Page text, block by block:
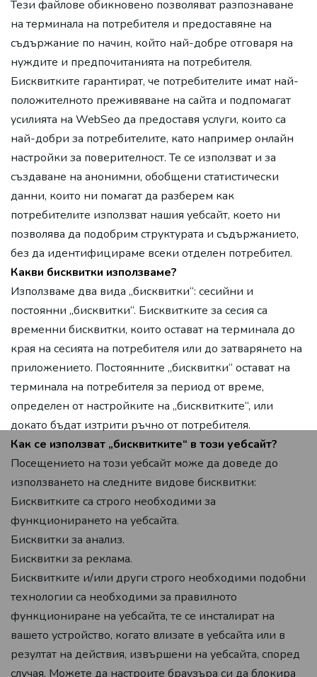
Тези файлове обикновено позволяват разпознаване
на терминала на потребителя и предоставяне на
съдържание по начин, който най-добре отговаря на
нуждите и предпочитанията на потребителя.
Бисквитките гарантират, че потребителите имат най-
положителното преживяване на сайта и подпомагат
усилията на WebSeo да предоставя услуги, които са
най-добри за потребителите, като например онлайн
настройки за поверителност. Те се използват и за
създаване на анонимни, обобщени статистически
данни, които ни помагат да разберем как
потребителите използват нашия уебсайт, което ни
позволява да подобрим структурата и съдържанието,
без да идентифицираме всеки отделен потребител.
Какви бисквитки използваме?
Използваме два вида „бисквитки“: сесийни и
постоянни „бисквитки“. Бисквитките за сесия са
временни бисквитки, които остават на терминала до
края на сесията на потребителя или до затварянето на
приложението. Постоянните „бисквитки“ остават на
терминала на потребителя за период от време,
определен от настройките на „бисквитките“, или
докато бъдат изтрити ръчно от потребителя.
Как се използват „бисквитките“ в този уебсайт?
Посещението на този уебсайт може да доведе до
използването на следните видове бисквитки:
Бисквитките са строго необходими за
функционирането на уебсайта.
Бисквитки за анализ.
Бисквитки за реклама.
Бисквитките и/или други строго необходими подобни
технологии са необходими за правилното
функциониране на уебсайта, те се инсталират на
вашето устройство, когато влизате в уебсайта или в
резултат на действия, извършени на уебсайта, според
случая. Можете да настроите браузъра си да блокира